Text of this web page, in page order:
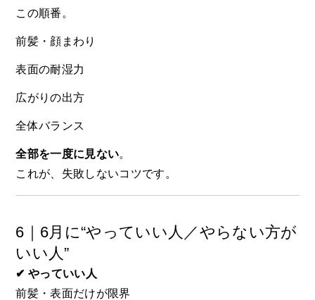
この順番。
前髪・顔まわり
表面の耐湿力
広がりの出方
全体バランス
全部を一度に見ない。
これが、失敗しないコツです。
6｜6月に“やっていい人／やらない方が
いい人”
✔ やっていい人
前髪・表面だけが限界